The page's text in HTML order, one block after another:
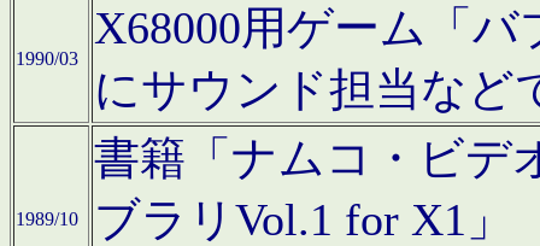
1990/03
X68000用ゲーム「
にサウンド担当など
1989/10
書籍「ナムコ・ビデ
ブラリVol.1 for X1」